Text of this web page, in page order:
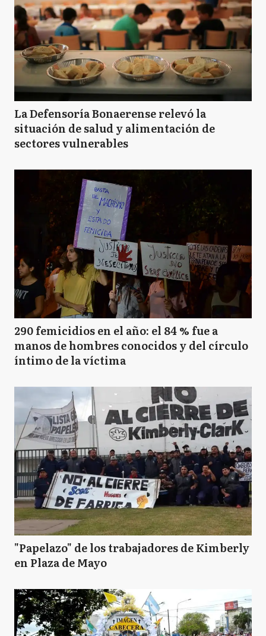
La Defensoría Bonaerense relevó la
situación de salud y alimentación de
sectores vulnerables
290 femicidios en el año: el 84 % fue a
manos de hombres conocidos y del círculo
íntimo de la víctima
"Papelazo" de los trabajadores de Kimberly
en Plaza de Mayo